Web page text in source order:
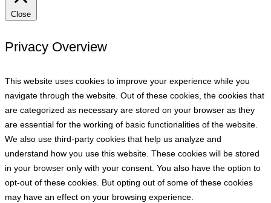
Close
Privacy Overview
This website uses cookies to improve your experience while you
navigate through the website. Out of these cookies, the cookies that
are categorized as necessary are stored on your browser as they
are essential for the working of basic functionalities of the website.
We also use third-party cookies that help us analyze and
understand how you use this website. These cookies will be stored
in your browser only with your consent. You also have the option to
opt-out of these cookies. But opting out of some of these cookies
may have an effect on your browsing experience.